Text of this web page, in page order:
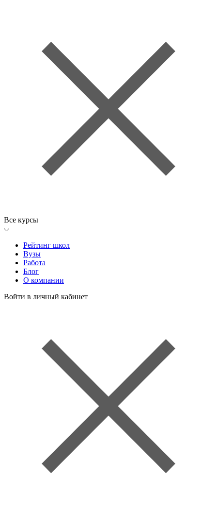
Все курсы
Рейтинг школ
Вузы
Работа
Блог
О компании
Войти в личный кабинет